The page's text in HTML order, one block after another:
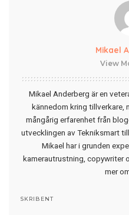
Mikael
View
Mikael Anderberg är en
kännedom kring tillverkare,
mångårig erfarenhet från
utvecklingen av Tekniksmart
Mikael har i grunden
kamerautrustning, copywriter
mer
SKRIBENT